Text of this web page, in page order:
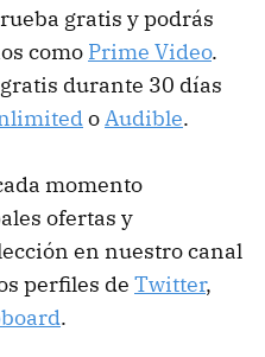
gratis y podrás
como Prime Video.
durante 30 días
oAudible.
momento
ofertas y
en nuestro canal
perfiles de Twitter,
.